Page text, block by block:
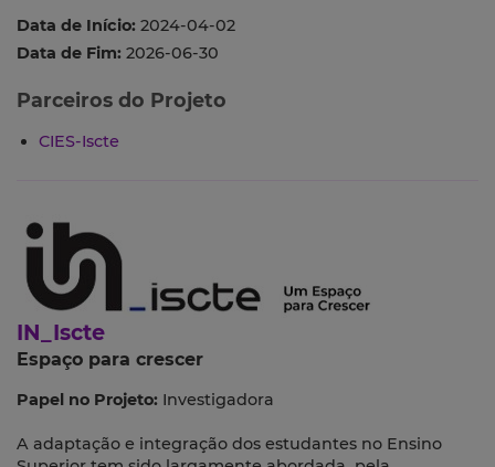
Data de Início: 2024-04-02
Data de Fim: 2026-06-30
Parceiros do Projeto
CIES-Iscte
IN_Iscte
Espaço para crescer
Papel no Projeto: Investigadora
A adaptação e integração dos estudantes no Ensino